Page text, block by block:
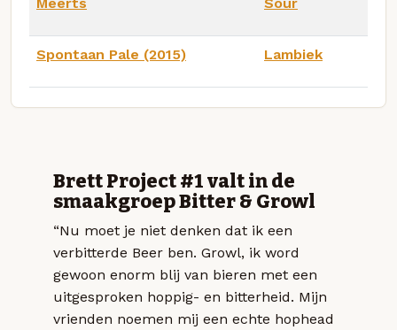
Spontaan Pale (2015) Lambiek
Brett Project #1 valt in de
smaakgroep Bitter & Growl
“Nu moet je niet denken dat ik een
verbitterde Beer ben. Growl, ik word
gewoon enorm blij van bieren met een
uitgesproken hoppig- en bitterheid. Mijn
vrienden noemen mij een echte hophead